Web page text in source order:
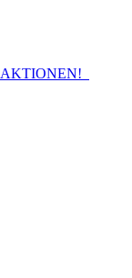
AKTIONEN!